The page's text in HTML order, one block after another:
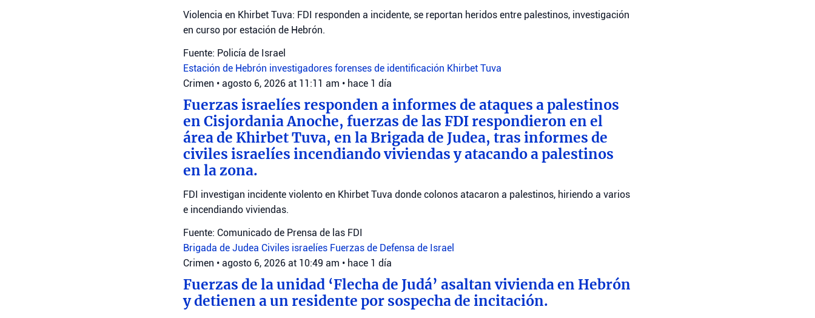
Violencia en Khirbet Tuva: FDI responden a incidente, se reportan heridos entre palestinos, investigación
en curso por estación de Hebrón.
Fuente: Policía de Israel
Estación de Hebrón investigadores forenses de identificación Khirbet Tuva
Crimen • agosto 6, 2026 at 11:11 am • hace 1 día
Fuerzas israelíes responden a informes de ataques a palestinos
en Cisjordania Anoche, fuerzas de las FDI respondieron en el
área de Khirbet Tuva, en la Brigada de Judea, tras informes de
civiles israelíes incendiando viviendas y atacando a palestinos
en la zona.
FDI investigan incidente violento en Khirbet Tuva donde colonos atacaron a palestinos, hiriendo a varios
e incendiando viviendas.
Fuente: Comunicado de Prensa de las FDI
Brigada de Judea Civiles israelíes Fuerzas de Defensa de Israel
Crimen • agosto 6, 2026 at 10:49 am • hace 1 día
Fuerzas de la unidad ‘Flecha de Judá’ asaltan vivienda en Hebrón
y detienen a un residente por sospecha de incitación.